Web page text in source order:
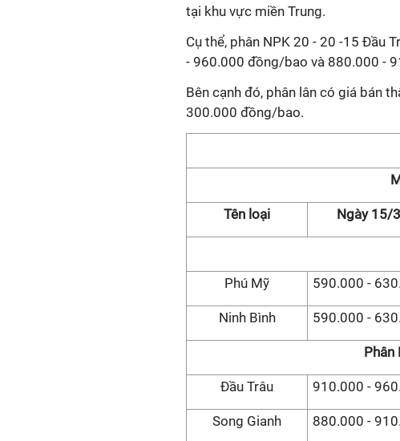
tại khu vực miền Trung.
Cụ thể, phân NPK 20 - 20 -15 Đầu
- 960.000 đồng/bao và 880.000 -
Bên cạnh đó, phân lân có giá bán
300.000 đồng/bao.
Tên loại Ngày 15/3
Phú Mỹ 590.000 -
Ninh Bình 590.000 -
Phân
Đầu Trâu 910.000 -
Song Gianh 880.000 -